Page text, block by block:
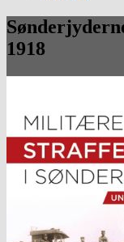
1918